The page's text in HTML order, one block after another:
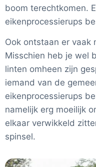
boom terechtkomen.
eikenprocessierups
Ook ontstaan er vaak
Misschien heb je wel
linten omheen zijn
iemand van de
eikenprocessierups
namelijk erg moeilijk
elkaar verwikkeld
spinsel.